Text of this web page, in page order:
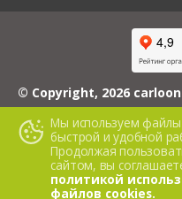
© Copyright, 2026
ИП Блинов А.Ю., ИНН
Республика Удмуртская, г.
Сайт www.carloon.ru носит
при каких условиях не
подробной информации о
в
Мы используем файлы
быстрой и удобной
Продолжая
сайтом, вы
политикой
файлов cookies.